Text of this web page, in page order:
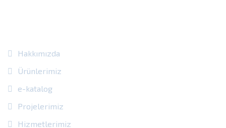
Hakkımızda
Ürünlerimiz
e-katalog
Projelerimiz
Hizmetlerimiz